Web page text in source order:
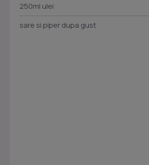
250ml ulei
sare si piper dupa gust